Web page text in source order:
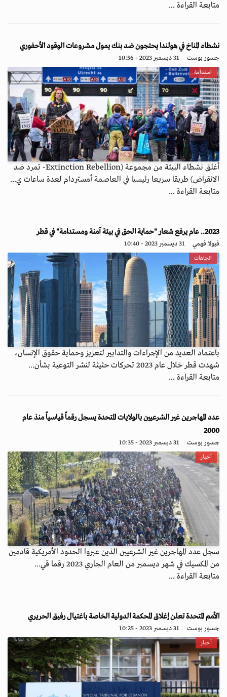
متابعة القراءة ...
نشطاء المناخ في هولندا يحتجون ضد بنك يمول مشروعات الوقود الأحفوري
جسور بوست 31 ديسمبر 2023 - 10:56
استدامة
أغلق نشطاء البيئة من مجموعة (Extinction Rebellion- تمرد ضد
الانقراض) طريقا سريعا رئيسيا في العاصمة أمستردام لعدة ساعات ي...
متابعة القراءة ...
2023.. عام يرفع شعار "حماية الحق في بيئة آمنة ومستدامة" في قطر
فيولا فهمي 31 ديسمبر 2023 - 10:40
اتجاهات
باعتماد العديد من الإجراءات والتدابير لتعزيز وحماية حقوق الإنسان،
شهدت قطر خلال عام 2023 تحركات حثيثة لنشر التوعية بشأن...
متابعة القراءة ...
عدد المهاجرين غير الشرعيين بالولايات المتحدة يسجل رقماً قياسياً منذ عام
2000
جسور بوست 31 ديسمبر 2023 - 10:35
أخبار
سجل عدد المهاجرين غير الشرعيين الذين عبروا الحدود الأمريكية قادمين
من المكسيك في شهر ديسمبر من العام الجاري 2023 رقما قي...
متابعة القراءة ...
الأمم المتحدة تعلن إغلاق المحكمة الدولية الخاصة باغتيال رفيق الحريري
جسور بوست 31 ديسمبر 2023 - 10:25
أخبار